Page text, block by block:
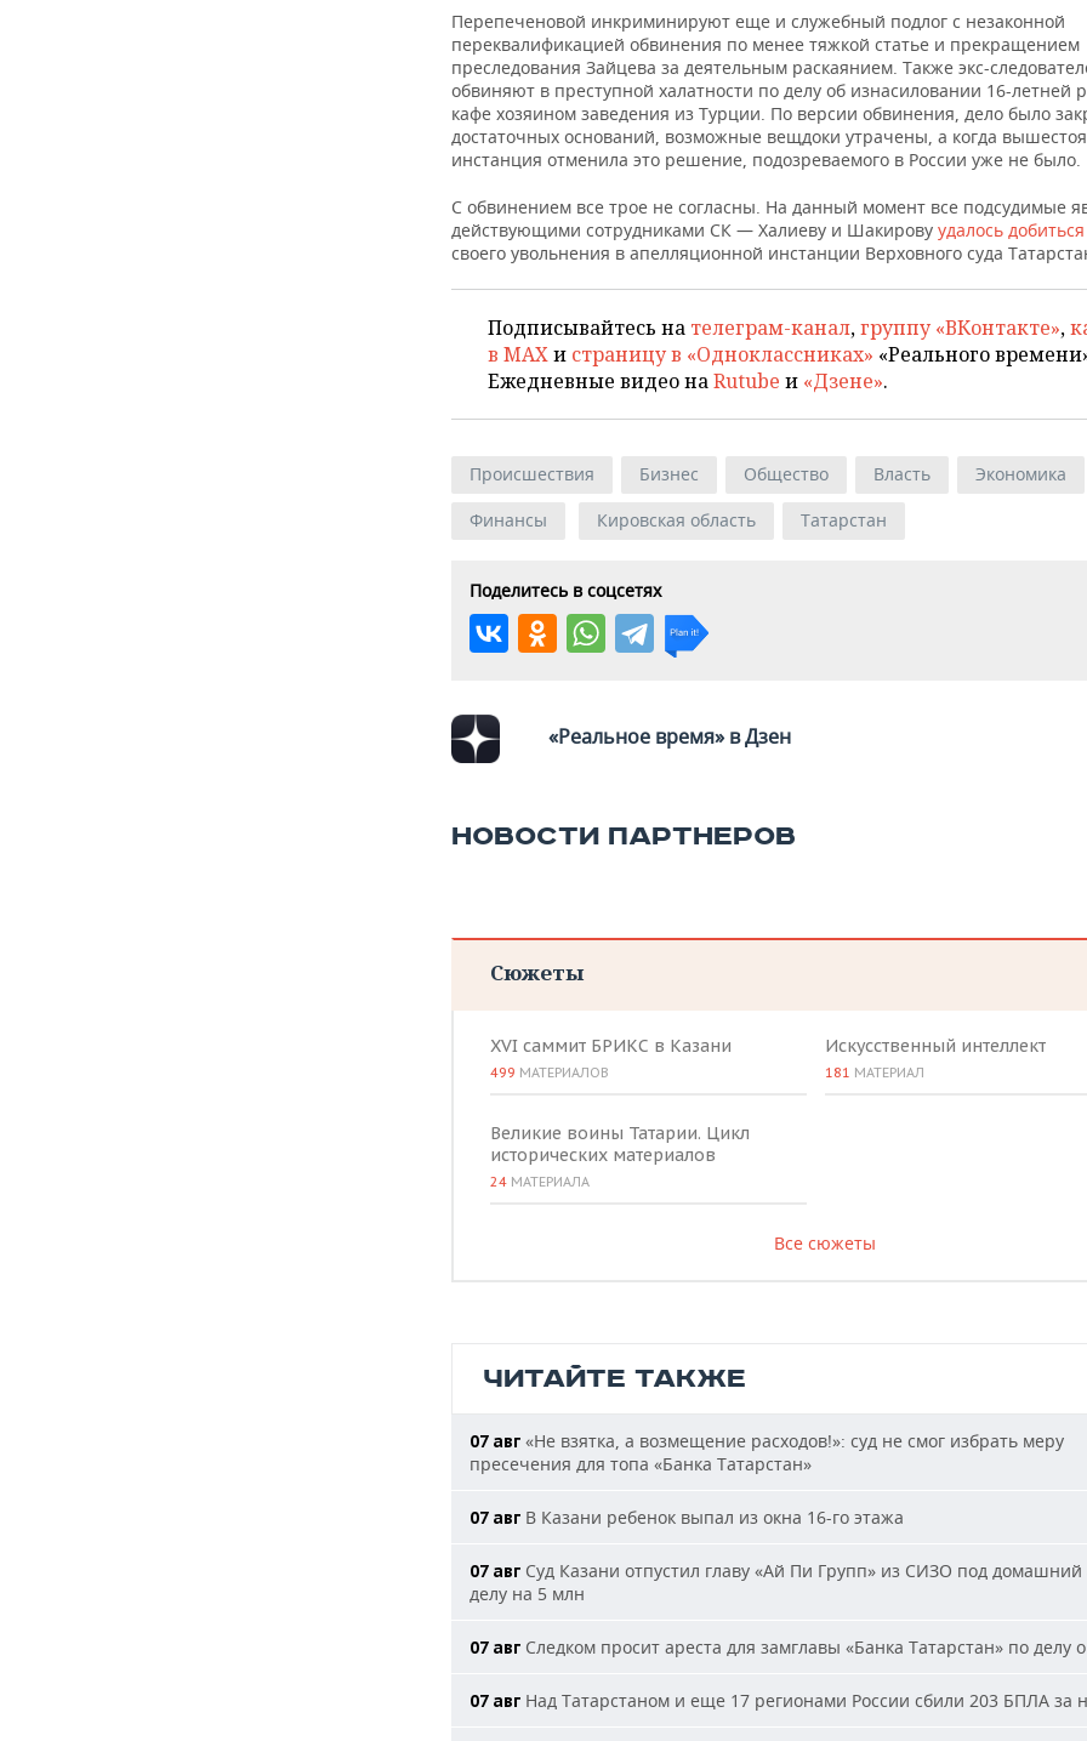
Перепеченовой инкриминируют еще и служебный подлог с незаконной
переквалификацией обвинения по менее тяжкой статье и прекращением
преследования Зайцева за деятельным раскаянием. Также экс-
обвиняют в преступной халатности по делу об изнасиловании 16-летней
кафе хозяином заведения из Турции. По версии обвинения, дело было
достаточных оснований, возможные вещдоки утрачены, а когда
инстанция отменила это решение, подозреваемого в России уже не было.
С обвинением все трое не согласны. На данный момент все подсудимые
действующими сотрудниками СК — Халиеву и Шакирову удалось добиться
своего увольнения в апелляционной инстанции Верховного суда
Подписывайтесь на телеграм-канал,группу «ВКонтакте»,
в MAXи страницу в «Одноклассниках» «Реального
Ежедневные видео наRutube и «Дзене».
Происшествия Бизнес Общество Власть
Экономика
Финансы
Кировская область Татарстан
Поделитесь в соцсетях
«Реальное время» в Дзен
НОВОСТИ ПАРТНЕРОВ
Сюжеты
XVI саммит БРИКС в Казани
499 МАТЕРИАЛОВ
Великие воины Татарии. Цикл
исторических материалов
24 МАТЕРИАЛА
Искусственный интеллект
181 МАТЕРИАЛ
Все сюжеты
ЧИТАЙТЕ ТАКЖЕ
07 авг «Не взятка, а возмещение расходов!»: суд не смог избрать меру
пресечения для топа «Банка Татарстан»
07 авг В Казани ребенок выпал из окна 16-го этажа
07 авг Суд Казани отпустил главу «Ай Пи Групп» из СИЗО под домашний
делу на 5 млн
07 авг Следком просит ареста для замглавы «Банка Татарстан» по делу
07 авг Над Татарстаном и еще 17 регионами России сбили 203 БПЛА за